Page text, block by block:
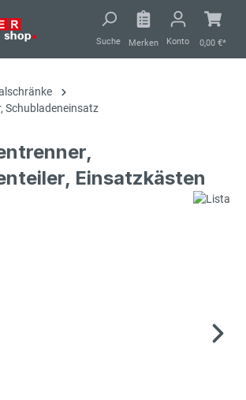
Suche Merken Konto 0,00 €*
Schubladeneinsatz
Einsatzkästen